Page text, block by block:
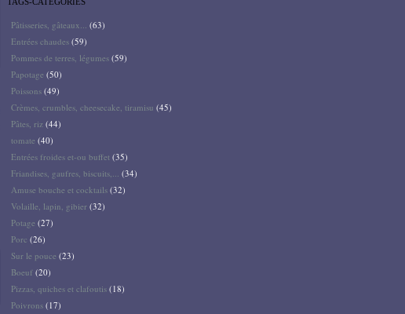
TAGS-CATÉGORIES
Pâtisseries, gâteaux... (63)
Entrées chaudes (59)
Pommes de terres, légumes (59)
Papotage (50)
Poissons (49)
Crèmes, crumbles, cheesecake, tiramisu (45)
Pâtes, riz (44)
tomate (40)
Entrées froides et-ou buffet (35)
Friandises, gaufres, biscuits,... (34)
Amuse bouche et cocktails (32)
Volaille, lapin, gibier (32)
Potage (27)
Porc (26)
Sur le pouce (23)
Boeuf (20)
Pizzas, quiches et clafoutis (18)
Poivrons (17)